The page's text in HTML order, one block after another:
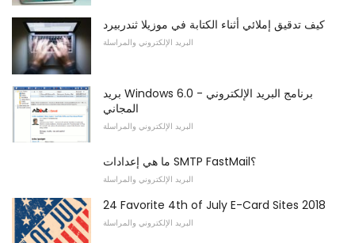
كيف تدقيق إملائي أثناء الكتابة في موزيلا ثندربيرد
البريد الإلكتروني والمراسلة
بريد Windows 6.0 - برنامج البريد الإلكتروني
المجاني
البريد الإلكتروني والمراسلة
ما هي إعدادات SMTP FastMail؟
البريد الإلكتروني والمراسلة
24 Favorite 4th of July E-Card Sites 2018
البريد الإلكتروني والمراسلة